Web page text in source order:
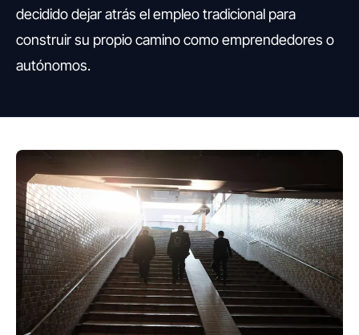
decidido dejar atrás el empleo tradicional para
construir su propio camino como emprendedores o
autónomos.